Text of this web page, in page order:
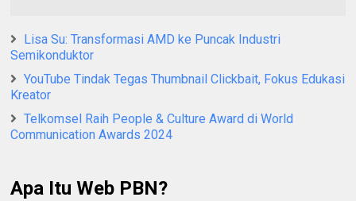
Lisa Su: Transformasi AMD ke Puncak Industri
Semikonduktor
YouTube Tindak Tegas Thumbnail Clickbait, Fokus Edukasi
Kreator
Telkomsel Raih People & Culture Award di World
Communication Awards 2024
Apa Itu Web PBN?